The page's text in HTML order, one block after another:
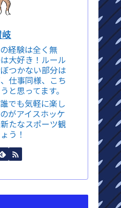
経験は全く無
大好き！ルール
つかない部分は
仕事同様、こち
と思ってます。
でも気軽に楽し
がアイスホッケ
たなスポーツ観
う！